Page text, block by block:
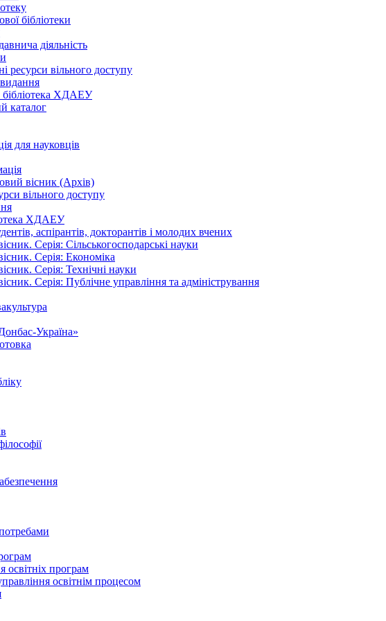
бібліотеки
діяльність
ресурси вільного доступу
бібліотека ХДАЕУ
каталог
для науковців
вісник (Архів)
вільного доступу
ХДАЕУ
аспірантів, докторантів і молодих вчених
Серія: Сільськогосподарські науки
Серія: Економіка
Серія: Технічні науки
Серія: Публічне управління та адміністрування
Україна»
освітніх програм
освітнім процесом